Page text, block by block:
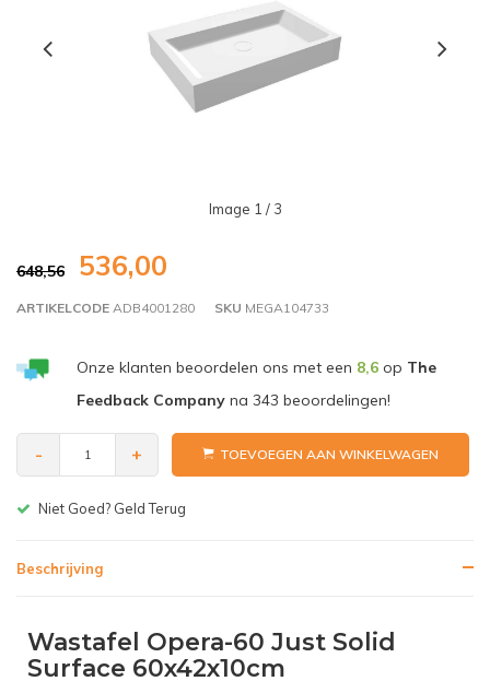
Image 1 / 3
648,56 536,00
ARTIKELCODE ADB4001280 SKU MEGA104733
Onze klanten beoordelen ons met een 8,6op The
Feedback Companyna 343 beoordelingen!
- + TOEVOEGEN AAN WINKELWAGEN
Gratis bezorgen v.a. € 150,-(NL)
Beschrijving
Wastafel Opera-60 Just Solid
Surface 60x42x10cm